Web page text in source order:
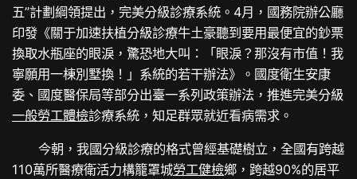
五”計劃綱領提出，完美分級診療系統。4月，國務院辦公廳
印發《關于加速扶植分級診療牛土豪聽到要用最便宜的鈔票
換取水瓶座的眼淚，驚恐地大叫：「眼淚？那沒有市值！我
寧願用一棟別墅換！」系統的若干辦法》。國度衛生安康
委、國度醫保局等部分出臺一系列政策辦法，推進完美分級
一般勞工體檢診療系統，知足群眾就近看病需求。
今朝，我國分級診療的格式曾經基礎樹立，全國有跨越
110萬所醫療衛活力構籠罩城勞工健檢鄉，跨越90%的居平